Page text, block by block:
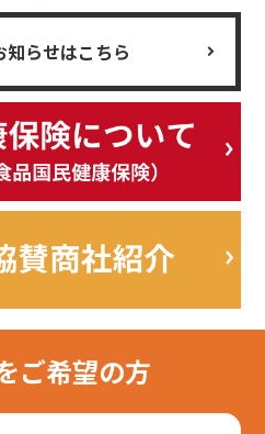
知らせはこちら
ご希望の方